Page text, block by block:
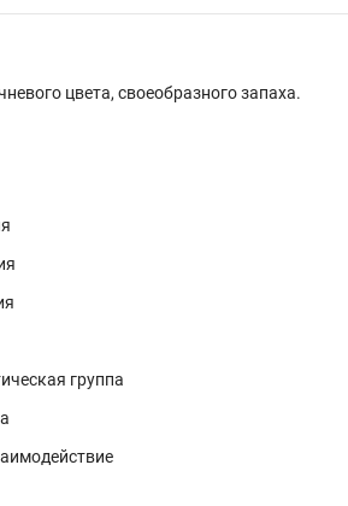
цвета, своеобразного запаха.
группа